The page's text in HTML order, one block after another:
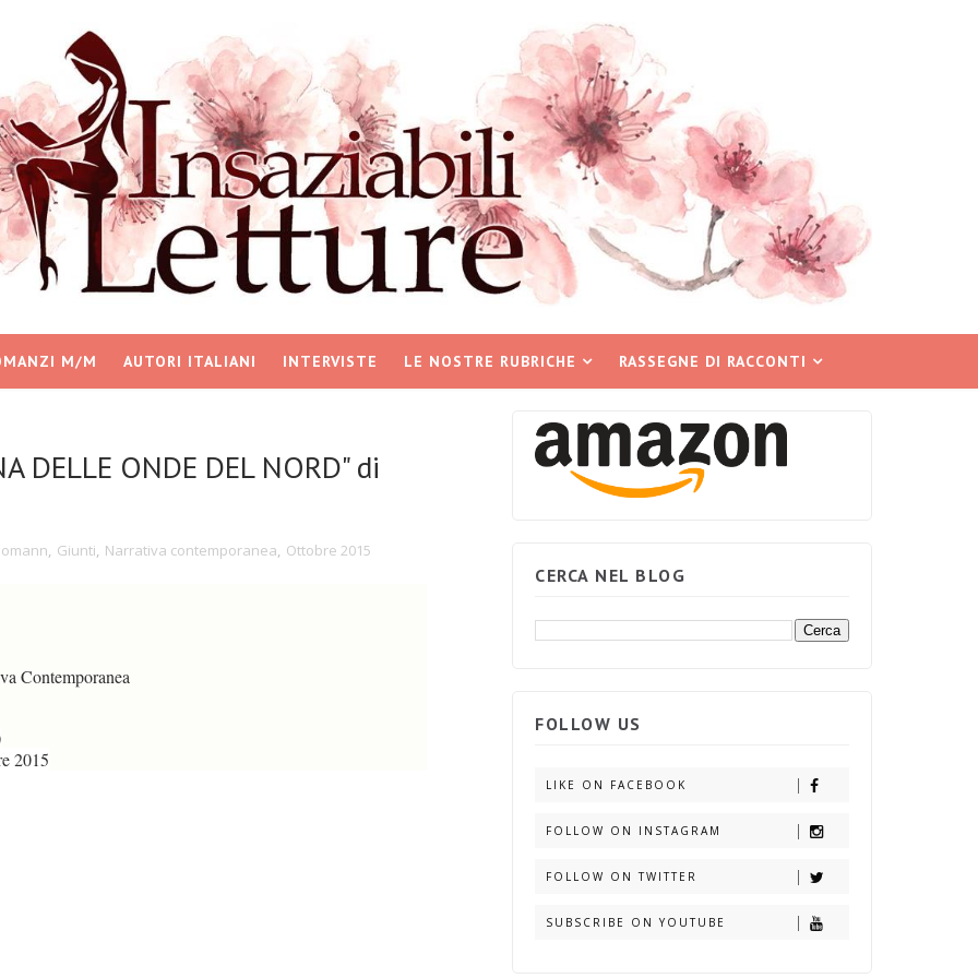
M/M AUTORI ITALIANI INTERVISTE LE NOSTRE RUBRICHE RASSEGNE DI RACCONTI
DELLE ONDE DEL NORD" di
, Giunti, Narrativa contemporanea, Ottobre 2015
Contemporanea
2015
CERCA NEL BLOG
FOLLOW US
LIKE ON FACEBOOK
FOLLOW ON INSTAGRAM
FOLLOW ON TWITTER
SUBSCRIBE ON YOUTUBE